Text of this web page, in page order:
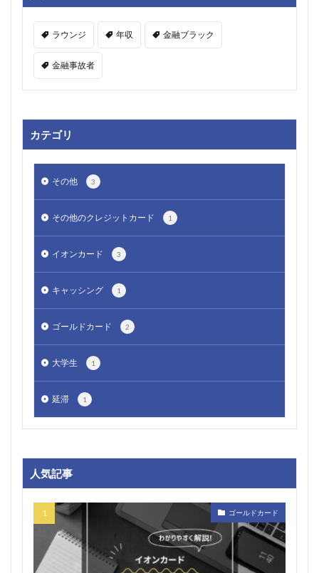
ラウンジ 年収 金融ブラック
金融事故者
カテゴリ
その他 3
その他のクレジットカード 1
イオンカード 3
キャッシング 1
ゴールドカード 2
大学生 1
延滞 1
人気記事
ゴールドカード